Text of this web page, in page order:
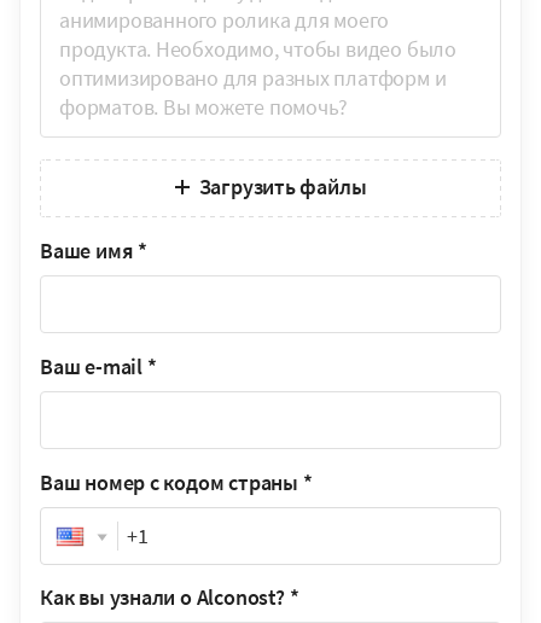
Загрузить файлы
Ваше имя *
Ваш e-mail *
Ваш номер с кодом страны *
Phone
Как вы узнали о Alconost? *